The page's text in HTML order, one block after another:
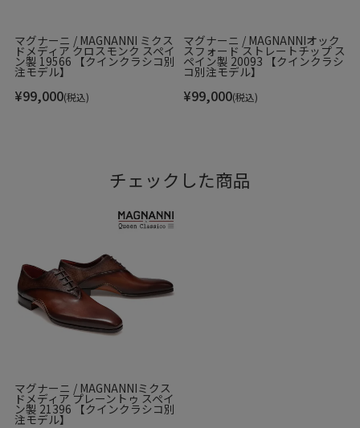
マグナーニ / MAGNANNI ミクス
ドメディア クロスモンク スペイ
ン製 19566 【クインクラシコ別
注モデル】
¥99,000(税込)
マグナーニ / MAGNANNIオック
スフォード ストレートチップ ス
ペイン製 20093 【クインクラシ
コ別注モデル】
¥99,000(税込)
チェックした商品
マグナーニ / MAGNANNIミクス
ドメディア プレーントゥ スペイ
ン製 21396 【クインクラシコ別
注モデル】